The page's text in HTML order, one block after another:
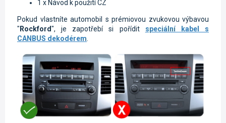
1 x Návod k použití CZ
Pokud vlastníte automobil s prémiovou zvukovou výbavou
" Rockford", je zapotřebí si pořídit speciální kabel s
CANBUS dekodérem.